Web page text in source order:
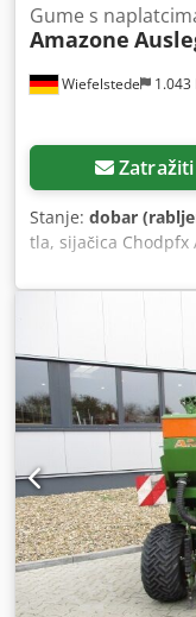
Wiefelstede 1.043
Gume s
Amazone
Zatražiti
Stanje: dobar
tla, sijačica Chodpfx
Amazone sijačice -
Dimenzije: Ø 750